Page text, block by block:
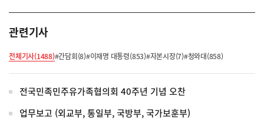
관련기사
전체기사(1488)#간담회(8)#이재명 대통령(853)#자본시장(7)#청와대(858)
전국민족민주유가족협의회 40주년 기념 오찬
업무보고 (외교부, 통일부, 국방부, 국가보훈부)